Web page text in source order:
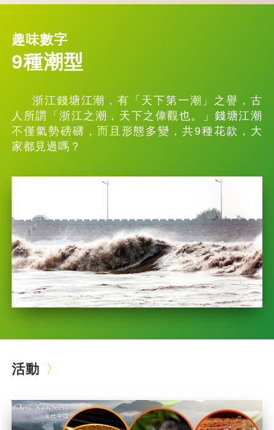
趣味數字
9種潮型
浙江錢塘江潮，有「天下第一潮」之譽，古
人所謂「浙江之潮，天下之偉觀也。」錢塘江潮
不僅氣勢磅礴，而且形態多變，共9種花款，大
家都見過嗎？
活動